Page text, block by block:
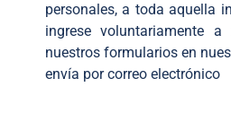
personales, a toda aquella
ingrese voluntariamente
nuestros formularios en
envía por correo electrónico